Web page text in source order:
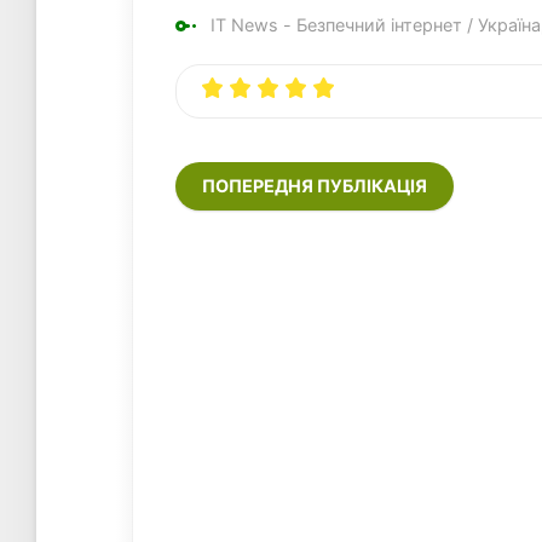
IT News - Безпечний інтернет /
ПОПЕРЕДНЯ ПУБЛІКАЦІЯ